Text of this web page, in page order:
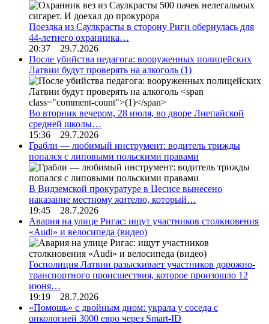
Поездка из Саулкрасты в сторону Риги обернулась для
44-летнего охранника…
20:37 29.7.2026
После убийства педагога: вооруженных полицейских
Латвии будут проверять на алкоголь (1)
Во вторник вечером, 28 июля, во дворе Лиепайской
средней школы…
15:36 29.7.2026
Грабли — любимый инструмент: водитель трижды
попался с липовыми польскими правами
В Видземской прокуратуре в Цесисе вынесено
наказание местному жителю, который…
19:45 28.7.2026
Авария на улице Ригас: ищут участников столкновения
«Audi» и велосипеда (видео)
Госполиция Латвии разыскивает участников дорожно-
транспортного происшествия, которое произошло 12
июня…
19:19 28.7.2026
«Помощь» с двойным дном: украла у соседа с
онкологией 3000 евро через Smart-ID